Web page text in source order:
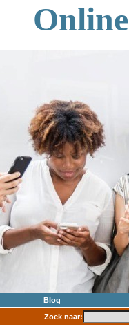
Online
Blog
Zoek naar: